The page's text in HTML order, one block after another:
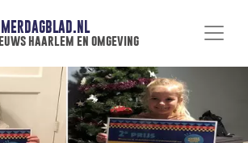
haarlem en omgeving